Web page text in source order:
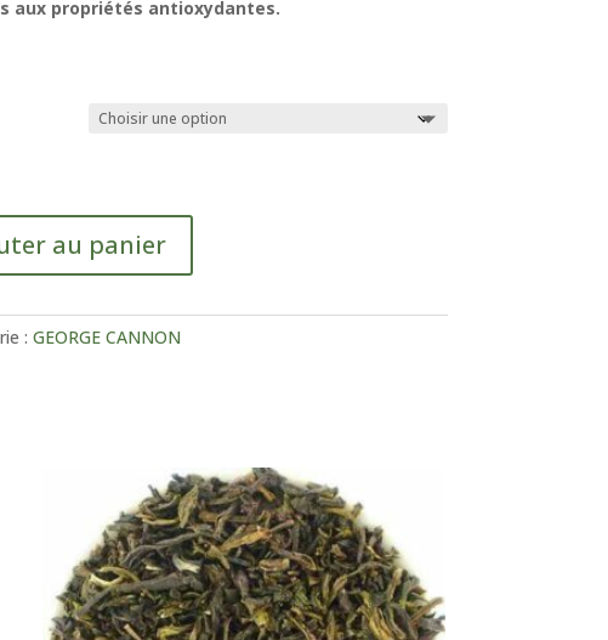
aux propriétés antioxydantes.
au panier
: GEORGE CANNON